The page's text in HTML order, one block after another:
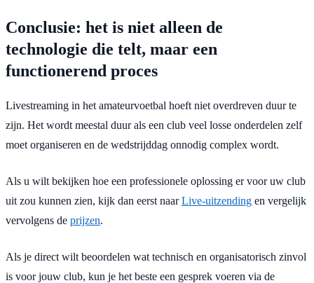
Conclusie: het is niet alleen de
technologie die telt, maar een
functionerend proces
Livestreaming in het amateurvoetbal hoeft niet overdreven duur te
zijn. Het wordt meestal duur als een club veel losse onderdelen zelf
moet organiseren en de wedstrijddag onnodig complex wordt.
Als u wilt bekijken hoe een professionele oplossing er voor uw club
uit zou kunnen zien, kijk dan eerst naarLive-uitzending en vergelijk
vervolgens de prijzen.
Als je direct wilt beoordelen wat technisch en organisatorisch zinvol
is voor jouw club, kun je het beste een gesprek voeren via de